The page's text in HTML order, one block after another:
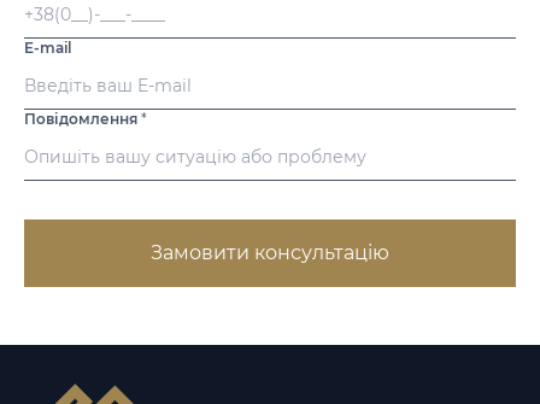
E-mail
Повідомлення *
Замовити консультацію